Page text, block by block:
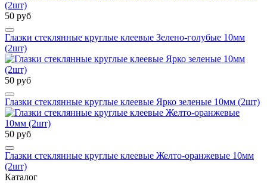
50 руб
Глазки стеклянные круглые клеевые Зелено-голубые 10мм
(2шт)
50 руб
Глазки стеклянные круглые клеевые Ярко зеленые 10мм (2шт)
50 руб
Глазки стеклянные круглые клеевые Желто-оранжевые 10мм
(2шт)
Каталог